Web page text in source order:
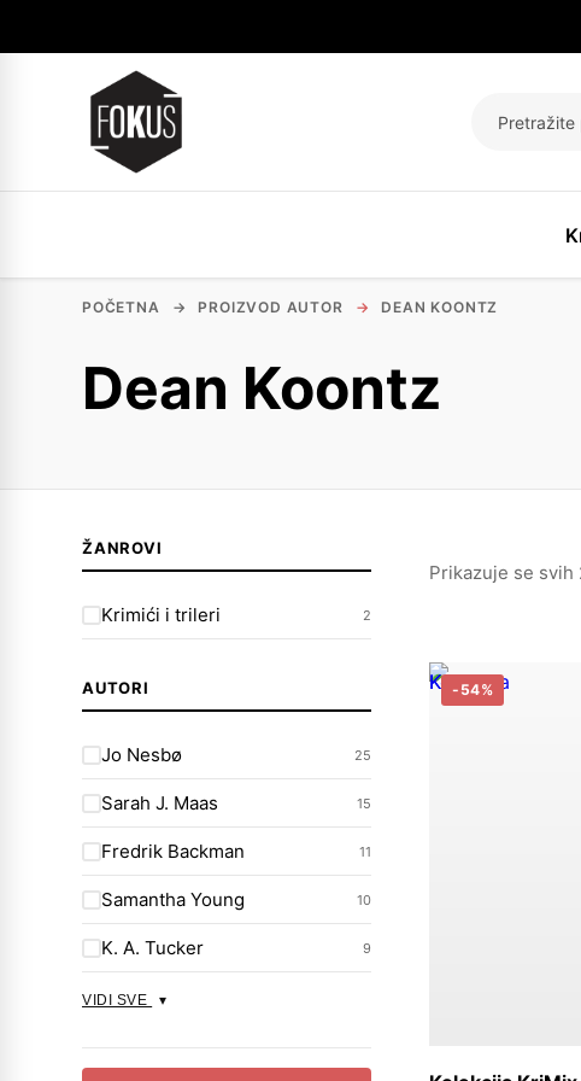
POČETNA → PROIZVOD AUTOR → DEAN KOONTZ
Dean Koontz
ŽANROVI
Krimići i trileri 2
AUTORI
Jo Nesbø 25
Sarah J. Maas 15
Fredrik Backman 11
Samantha Young 10
K. A. Tucker 9
VIDI SVE
Prikazuje se svih
-54%